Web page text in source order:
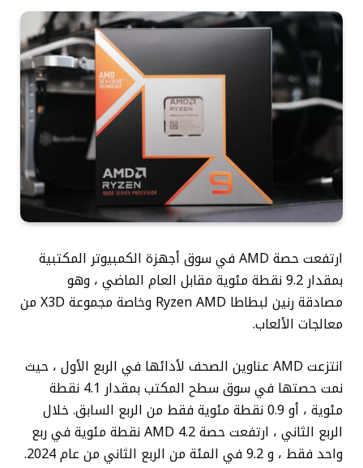
ارتفعت حصة AMD في سوق أجهزة الكمبيوتر المكتبية
بمقدار 9.2 نقطة مئوية مقابل العام الماضي ، وهو
مصادقة رنين لبطاطا Ryzen AMD وخاصة مجموعة X3D من
معالجات الألعاب.
انتزعت AMD عناوين الصحف لأدائها في الربع الأول ، حيث
نمت حصتها في سوق سطح المكتب بمقدار 4.1 نقطة
مئوية ، أو 0.9 نقطة مئوية فقط من الربع السابق. خلال
الربع الثاني ، ارتفعت حصة AMD 4.2 نقطة مئوية في ربع
واحد فقط ، و 9.2 في المئة من الربع الثاني من عام 2024.